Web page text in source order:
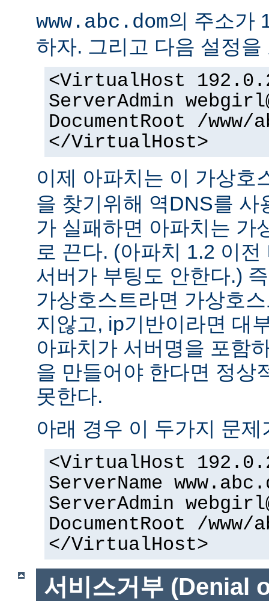
www.abc.dom의 주소가
하자. 그리고 다음 설정을
<VirtualHost
ServerAdmin
DocumentRoot /www/
</VirtualHost>
이제 아파치는 이 가상호
을 찾기위해 역DNS를 사
가 실패하면 아파치는 가
로 끈다. (아파치 1.2 이
서버가 부팅도 안한다.)
가상호스트라면 가상호
지않고, ip기반이라면 대
아파치가 서버명을 포함
을 만들어야 한다면 정상
못한다.
아래 경우 이 두가지 문제
<VirtualHost
ServerName
ServerAdmin
DocumentRoot /www/
</VirtualHost>
서비스거부 (Denial